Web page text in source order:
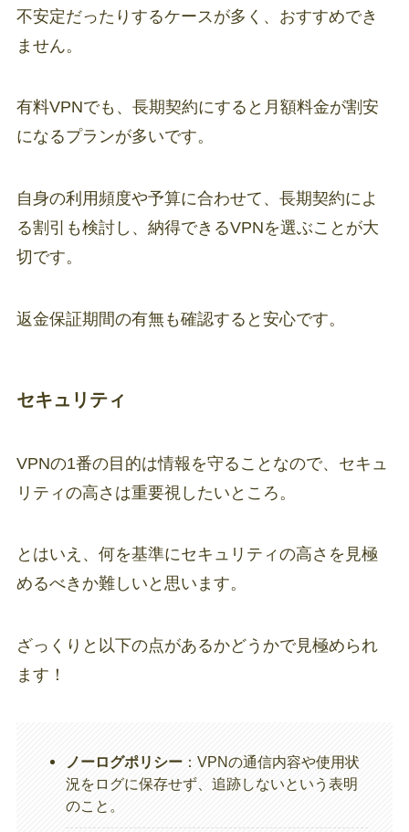
不安定だったりするケースが多く、おすすめでき
ません。
有料VPNでも、長期契約にすると月額料金が割安
になるプランが多いです。
自身の利用頻度や予算に合わせて、長期契約によ
る割引も検討し、納得できるVPNを選ぶことが大
切です。
返金保証期間の有無も確認すると安心です。
セキュリティ
VPNの1番の目的は情報を守ることなので、セキュ
リティの高さは重要視したいところ。
とはいえ、何を基準にセキュリティの高さを見極
めるべきか難しいと思います。
ざっくりと以下の点があるかどうかで見極められ
ます！
ノーログポリシー：VPNの通信内容や使用状
況をログに保存せず、追跡しないという表明
のこと。